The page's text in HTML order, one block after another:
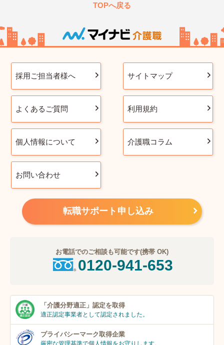
TOPへ戻る
採用ご担当者様へ サイトマップ
よくあるご質問 利用規約
個人情報について 介護職コラム
お問い合わせ
転職サポート申し込み
お電話でのご相談も可能です(携帯 OK)
0120-941-653
「介護分野適正」 認定を取得
適正認定事業者として認定されました。
プライバシーマーク取得企業
厳密な管理基準で個人情報をお守りします。